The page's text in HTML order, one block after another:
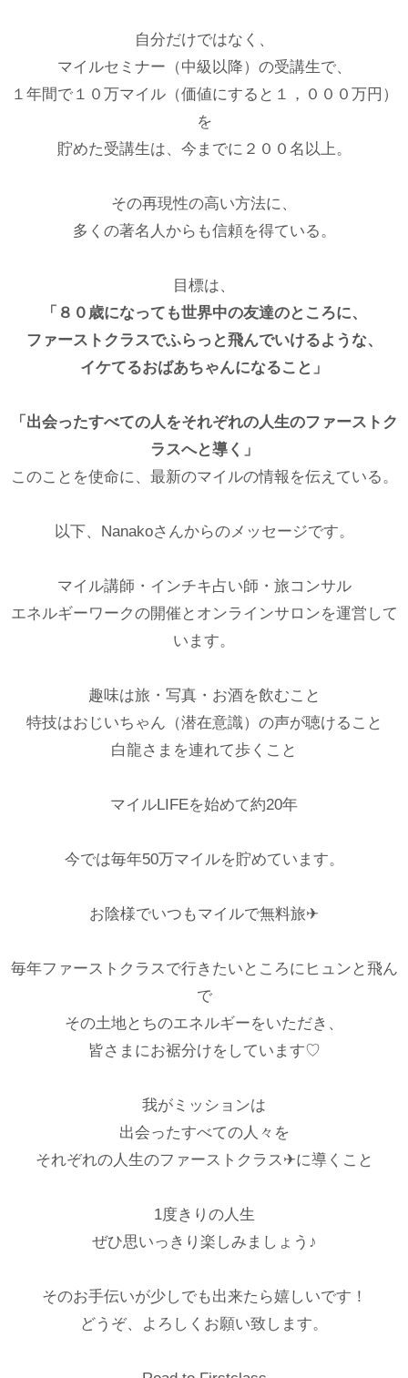
自分だけではなく、
マイルセミナー（中級以降）の受講生で、
１年間で１０万マイル（価値にすると１，０００万円）
を
貯めた受講生は、今までに２００名以上。
その再現性の高い方法に、
多くの著名人からも信頼を得ている。
目標は、
「８０歳になっても世界中の友達のところに、
ファーストクラスでふらっと飛んでいけるような、
イケてるおばあちゃんになること」
「出会ったすべての人をそれぞれの人生のファーストク
ラスへと導く」
このことを使命に、最新のマイルの情報を伝えている。
以下、Nanakoさんからのメッセージです。
マイル講師・インチキ占い師・旅コンサル
エネルギーワークの開催とオンラインサロンを運営して
います。
趣味は旅・写真・お酒を飲むこと
特技はおじいちゃん（潜在意識）の声が聴けること
白龍さまを連れて歩くこと
マイルLIFEを始めて約20年
今では毎年50万マイルを貯めています。
お陰様でいつもマイルで無料旅✈︎
毎年ファーストクラスで行きたいところにヒュンと飛ん
で
その土地とちのエネルギーをいただき、
皆さまにお裾分けをしています♡
我がミッションは
出会ったすべての人々を
それぞれの人生のファーストクラス✈︎に導くこと
1度きりの人生
ぜひ思いっきり楽しみましょう♪
そのお手伝いが少しでも出来たら嬉しいです！
どうぞ、よろしくお願い致します。